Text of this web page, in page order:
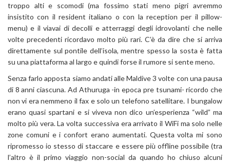
troppo alti e scomodi (ma fossimo stati meno pigri avremmo
insistito con il resident italiano o con la reception per il pillow-
menu) e il viavai di decolli e atterraggi degli idrovolanti che nelle
volte precedenti ricordavo molto più rari. C’è da dire che si arriva
direttamente sul pontile dell’isola, mentre spesso la sosta è fatta
su una piattaforma al largo e quindi forse il rumore si sente meno.
Senza farlo apposta siamo andati alle Maldive 3 volte con una pausa
di 8 anni ciascuna. Ad Athuruga -in epoca pre tsunami- ricordo che
non vi era nemmeno il fax e solo un telefono satellitare. I bungalow
erano quasi spartani e si viveva non dico un’esperienza “wild” ma
molto più vera. La volta successiva era arrivato il WiFi ma solo nelle
zone comuni e i confort erano aumentati. Questa volta mi sono
ripromesso io stesso di staccare e essere più offline possibile (tra
l’altro è il primo viaggio non-social da quando ho chiuso alcuni